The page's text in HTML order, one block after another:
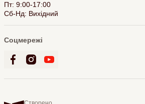
Пт: 9:00-17:00
Сб-Нд: Вихідний
Соцмережі